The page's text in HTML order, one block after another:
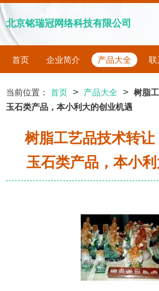
北京铭瑞冠网络科技有限公司
首页 企业简介 产品大全 联
当前位置： 首页 > 产品大全 > 树脂
玉石类产品，本小利大的创业机遇
树脂工艺品技术转
玉石类产品，本小